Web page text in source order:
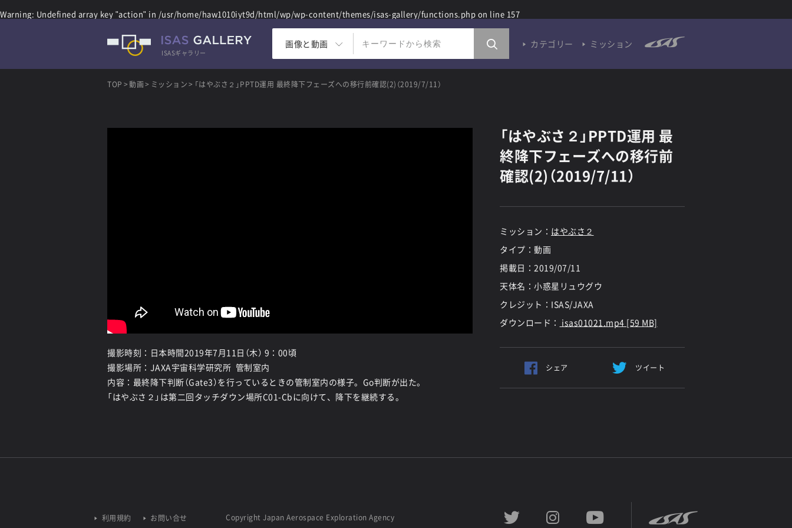
Warning: Undefined array key "action" in /usr/home/haw1010iyt9d/html/wp/wp-content/themes/isas-gallery/functions.php on line 157
ISASギャラリー
画像と動画 カテゴリー ミッション
「はやぶさ２」PPTD運用 最
終降下フェーズへの移行前
確認(2)（2019/7/11）
ミッション： はやぶさ２
タイプ：動画
掲載日： 2019/07/11
天体名：小惑星リュウグウ
クレジット：ISAS/JAXA
ダウンロード： isas01021.mp4 [59 MB]
シェア ツイート
撮影時刻：日本時間2019年7月11日（木） 9：00頃
撮影場所：JAXA宇宙科学研究所 管制室内
内容：最終降下判断（Gate3）を行っているときの管制室内の様子。Go判断が出た。
「はやぶさ２」は第二回タッチダウン場所C01-Cbに向けて、降下を継続する。
TOP 動画 ミッション 「はやぶさ２」PPTD運用 最終降下フェーズへの移行前確認(2)（2019/7/11）
利用規約 お問い合せ Copyright Japan Aerospace Exploration Agency